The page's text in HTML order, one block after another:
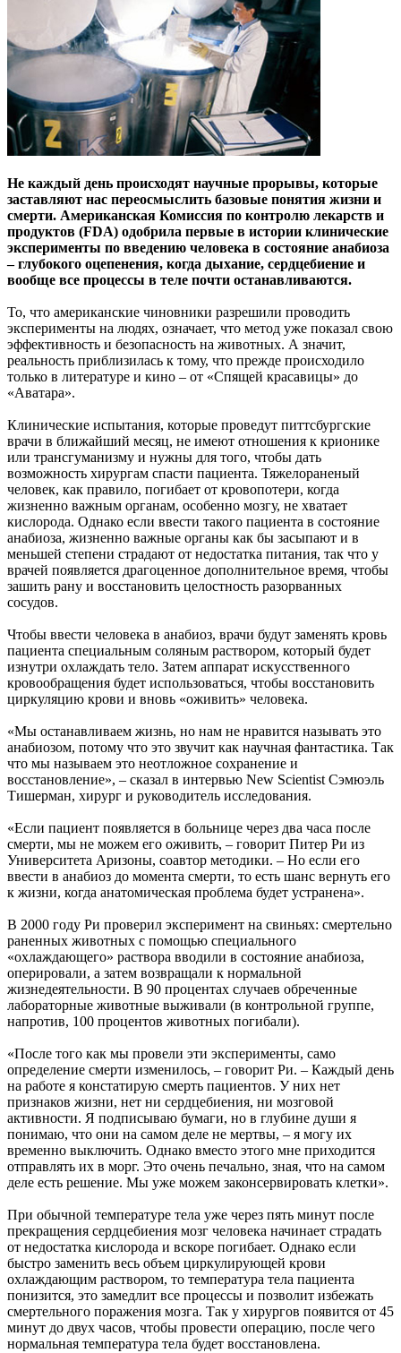
Не каждый день происходят научные прорывы, которые
заставляют нас переосмыслить базовые понятия жизни и
смерти. Американская Комиссия по контролю лекарств и
продуктов (FDA) одобрила первые в истории клинические
эксперименты по введению человека в состояние анабиоза
– глубокого оцепенения, когда дыхание, сердцебиение и
вообще все процессы в теле почти останавливаются.
То, что американские чиновники разрешили проводить
эксперименты на людях, означает, что метод уже показал свою
эффективность и безопасность на животных. А значит,
реальность приблизилась к тому, что прежде происходило
только в литературе и кино – от «Спящей красавицы» до
«Аватара».
Клинические испытания, которые проведут питтсбургские
врачи в ближайший месяц, не имеют отношения к крионике
или трансгуманизму и нужны для того, чтобы дать
возможность хирургам спасти пациента. Тяжелораненый
человек, как правило, погибает от кровопотери, когда
жизненно важным органам, особенно мозгу, не хватает
кислорода. Однако если ввести такого пациента в состояние
анабиоза, жизненно важные органы как бы засыпают и в
меньшей степени страдают от недостатка питания, так что у
врачей появляется драгоценное дополнительное время, чтобы
зашить рану и восстановить целостность разорванных
сосудов.
Чтобы ввести человека в анабиоз, врачи будут заменять кровь
пациента специальным соляным раствором, который будет
изнутри охлаждать тело. Затем аппарат искусственного
кровообращения будет использоваться, чтобы восстановить
циркуляцию крови и вновь «оживить» человека.
«Мы останавливаем жизнь, но нам не нравится называть это
анабиозом, потому что это звучит как научная фантастика. Так
что мы называем это неотложное сохранение и
восстановление», – сказал в интервью New Scientist Сэмюэль
Тишерман, хирург и руководитель исследования.
«Если пациент появляется в больнице через два часа после
смерти, мы не можем его оживить, – говорит Питер Ри из
Университета Аризоны, соавтор методики. – Но если его
ввести в анабиоз до момента смерти, то есть шанс вернуть его
к жизни, когда анатомическая проблема будет устранена».
В 2000 году Ри проверил эксперимент на свиньях: смертельно
раненных животных с помощью специального
«охлаждающего» раствора вводили в состояние анабиоза,
оперировали, а затем возвращали к нормальной
жизнедеятельности. В 90 процентах случаев обреченные
лабораторные животные выживали (в контрольной группе,
напротив, 100 процентов животных погибали).
«После того как мы провели эти эксперименты, само
определение смерти изменилось, – говорит Ри. – Каждый день
на работе я констатирую смерть пациентов. У них нет
признаков жизни, нет ни сердцебиения, ни мозговой
активности. Я подписываю бумаги, но в глубине души я
понимаю, что они на самом деле не мертвы, – я могу их
временно выключить. Однако вместо этого мне приходится
отправлять их в морг. Это очень печально, зная, что на самом
деле есть решение. Мы уже можем законсервировать клетки».
При обычной температуре тела уже через пять минут после
прекращения сердцебиения мозг человека начинает страдать
от недостатка кислорода и вскоре погибает. Однако если
быстро заменить весь объем циркулирующей крови
охлаждающим раствором, то температура тела пациента
понизится, это замедлит все процессы и позволит избежать
смертельного поражения мозга. Так у хирургов появится от 45
минут до двух часов, чтобы провести операцию, после чего
нормальная температура тела будет восстановлена.